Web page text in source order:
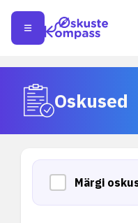
Oskused
Märgi